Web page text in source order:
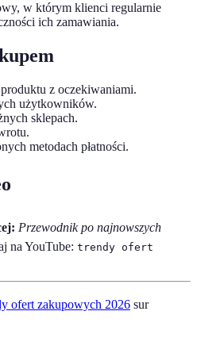
w którym klienci regularnie
ich zamawiania.
z oczekiwaniami.
użytkowników.
sklepach.
metodach płatności.
Przewodnik po najnowszych
na YouTube: trendy ofert
ofert zakupowych 2026 sur